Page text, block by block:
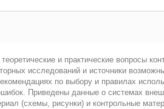
и практические вопросы
исследований и источники
по выбору и правилах
Приведены данные о системах
(схемы, рисунки) и контрольные